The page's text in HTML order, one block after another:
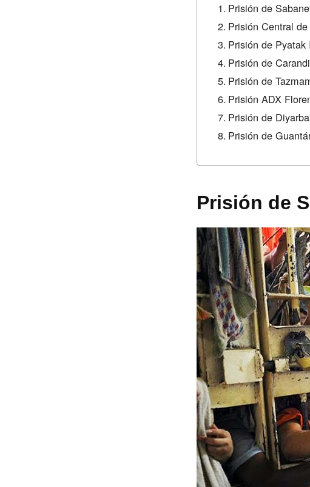
Prisión de
Prisión Central
Prisión de
Prisión de
Prisión de
Prisión ADX
Prisión de
Prisión de
Prisión de